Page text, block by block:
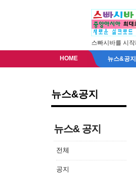
스빠시바를 시
HOME 뉴스&공지
뉴스&공지
뉴스& 공지
전체
공지